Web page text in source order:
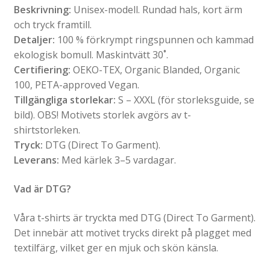
Beskrivning: Unisex-modell. Rundad hals, kort ärm
och tryck framtill.
Detaljer: 100 % förkrympt ringspunnen och kammad
ekologisk bomull. Maskintvätt 30˚.
Certifiering: OEKO-TEX, Organic Blanded, Organic
100, PETA-approved Vegan.
Tillgängliga storlekar: S – XXXL (för storleksguide, se
bild). OBS! Motivets storlek avgörs av t-
shirtstorleken.
Tryck: DTG (Direct To Garment).
Leverans: Med kärlek 3–5 vardagar.
Vad är DTG?
Våra t-shirts är tryckta med DTG (Direct To Garment).
Det innebär att motivet trycks direkt på plagget med
textilfärg, vilket ger en mjuk och skön känsla.